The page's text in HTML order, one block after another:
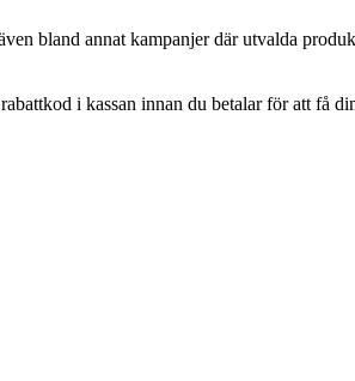
bland annat kampanjer där utvalda
i kassan innan du betalar för att få